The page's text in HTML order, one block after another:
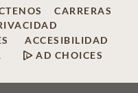
CARRERAS
ACCESIBILIDAD
AD CHOICES